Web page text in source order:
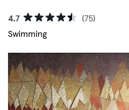
4.7
(75)
Swimming